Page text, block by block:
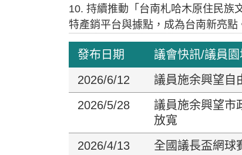
10. 持續推動「台南札哈木原住民族
特產銷平台與據點，成為台南新亮點
發布日期
議會快訊/議員園
2026/6/12
議員施余興望自
2026/5/28
議員施余興望市
放寬
2026/4/13
全國議長盃網球